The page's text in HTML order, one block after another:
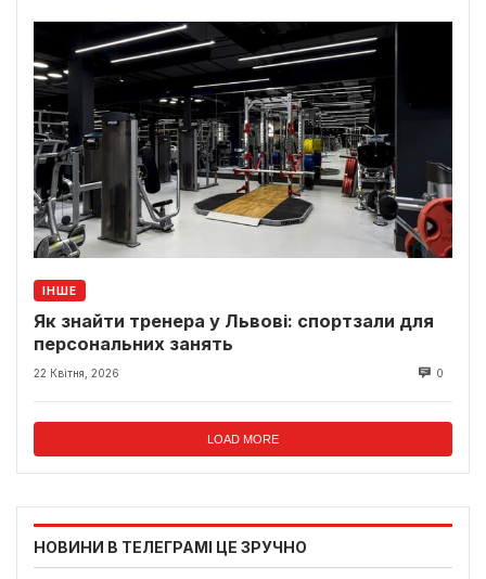
ІНШЕ
Як знайти тренера у Львові: спортзали для
персональних занять
22 Квітня, 2026 0
LOAD MORE
НОВИНИ В ТЕЛЕГРАМІ ЦЕ ЗРУЧНО